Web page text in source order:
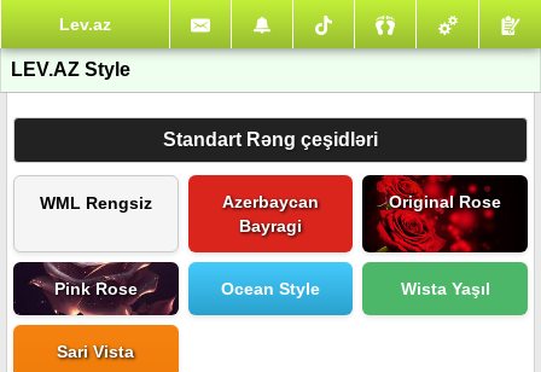
Lev.az
LEV.AZ Style
Standart Rəng çeşidləri
WML Rengsiz
Azerbaycan
Bayragi
Original Rose
Pink Rose Ocean Style Wista Yaşıl
Sari Vista